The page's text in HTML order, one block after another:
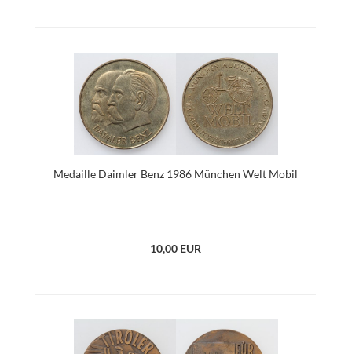
Medaille Daimler Benz 1986 München Welt Mobil
10,00 EUR